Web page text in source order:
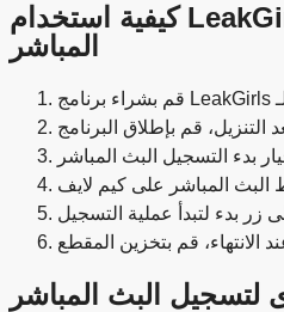
كيفية استخدام LeakGirls لتسجيل البث
المباشر
لتسجيل البث المباشر